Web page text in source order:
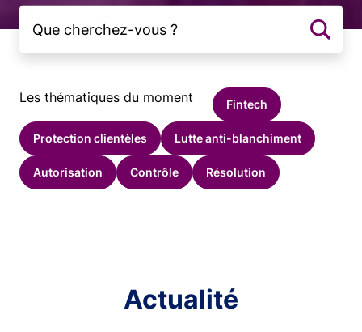
Les thématiques du moment Fintech
Protection clientèles Lutte anti-blanchiment
Autorisation Contrôle Résolution
Actualité